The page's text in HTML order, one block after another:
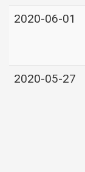
2020-06-01
2020-05-27